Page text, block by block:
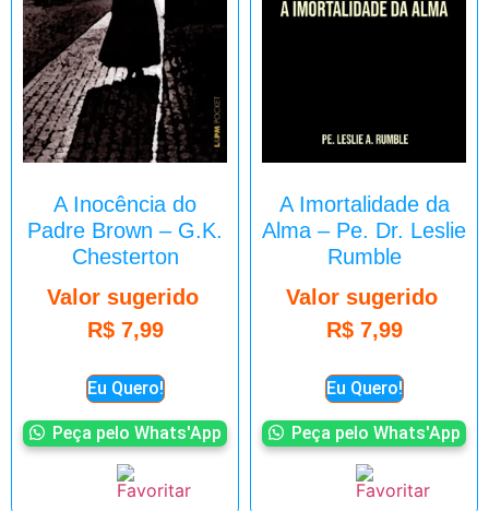
A Inocência do
Padre Brown – G.K.
Chesterton
Valor sugerido
R$7,99
Eu Quero!
Peça pelo Whats'App
A Imortalidade da
Alma – Pe. Dr. Leslie
Rumble
Valor sugerido
R$7,99
Eu Quero!
Peça pelo Whats'App